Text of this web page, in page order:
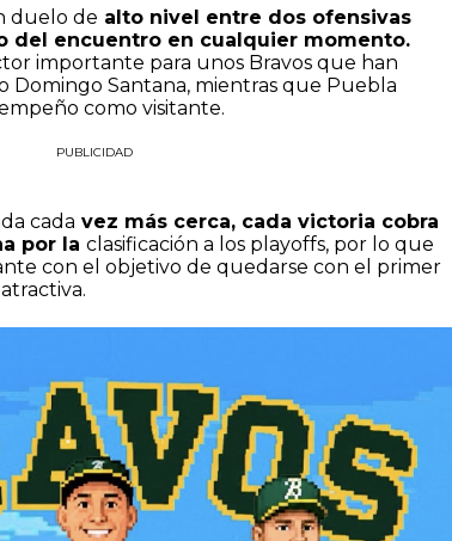
duelo de alto nivel entre dos ofensivas
del encuentro en cualquier momento.
importante para unos Bravos que han
Domingo Santana, mientras que Puebla
como visitante.
PUBLICIDAD
cada vez más cerca, cada victoria cobra
por la clasificación a los playoffs, por lo que
con el objetivo de quedarse con el primer